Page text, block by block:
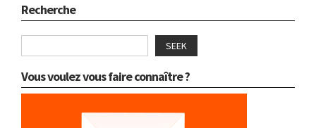
Recherche
SEEK
Vous voulez vous faire connaître ?